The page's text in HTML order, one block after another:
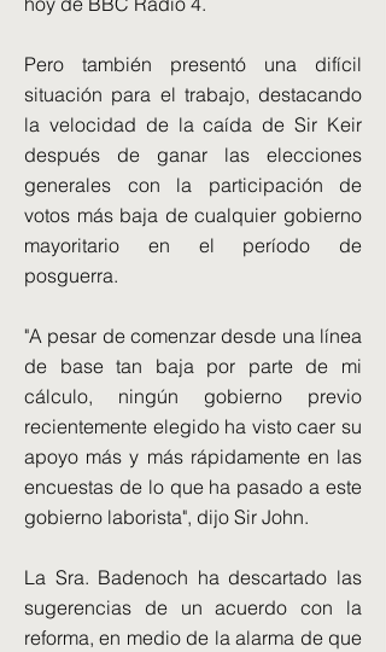
Pero también presentó una difícil
situación para el trabajo, destacando
la velocidad de la caída de Sir Keir
después de ganar las elecciones
generales con la participación de
votos más baja de cualquier gobierno
mayoritario en el período de
posguerra.
"A pesar de comenzar desde una línea
de base tan baja por parte de mi
cálculo, ningún gobierno previo
recientemente elegido ha visto caer su
apoyo más y más rápidamente en las
encuestas de lo que ha pasado a este
gobierno laborista", dijo Sir John.
La Sra. Badenoch ha descartado las
sugerencias de un acuerdo con la
reforma, en medio de la alarma de que